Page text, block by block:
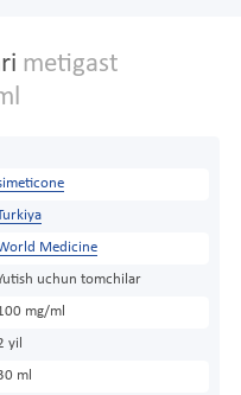
metigast
Medicine
uchun tomchilar
mg/ml
yil
ml